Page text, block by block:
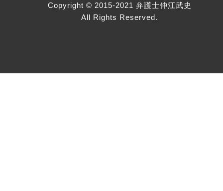
Copyright © 2015-2021 弁護士仲江武史
All Rights Reserved.